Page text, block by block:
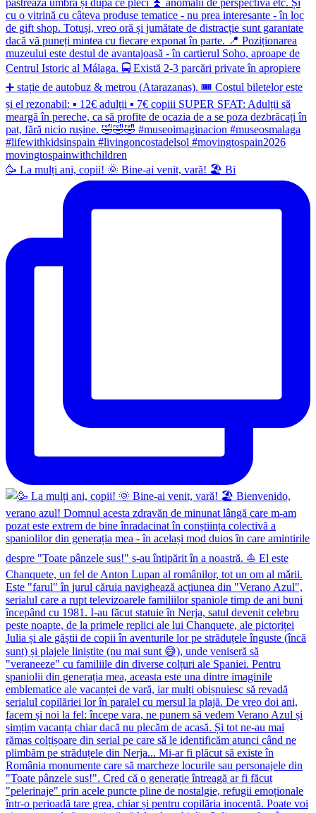
🥳 La mulți ani, copii! 🌞 Bine-ai venit, vară! 🏖 Bi